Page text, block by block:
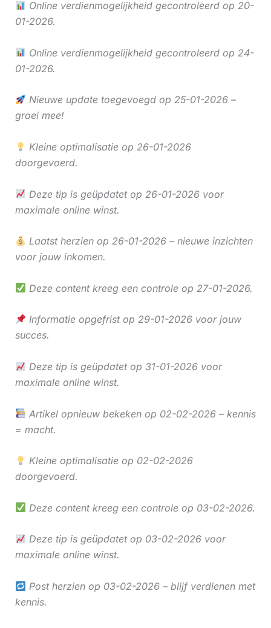
Online verdienmogelijkheid gecontroleerd op 20-
01-2026.
Online verdienmogelijkheid gecontroleerd op 24-
01-2026.
Nieuwe update toegevoegd op 25-01-2026 –
groei mee!
Kleine optimalisatie op 26-01-2026
doorgevoerd.
Deze tip is geüpdatet op 26-01-2026 voor
maximale online winst.
Laatst herzien op 26-01-2026 – nieuwe inzichten
voor jouw inkomen.
Deze content kreeg een controle op 27-01-2026.
Informatie opgefrist op 29-01-2026 voor jouw
succes.
Deze tip is geüpdatet op 31-01-2026 voor
maximale online winst.
Artikel opnieuw bekeken op 02-02-2026 – kennis
= macht.
Kleine optimalisatie op 02-02-2026
doorgevoerd.
Deze content kreeg een controle op 03-02-2026.
Deze tip is geüpdatet op 03-02-2026 voor
maximale online winst.
Post herzien op 03-02-2026 – blijf verdienen met
kennis.